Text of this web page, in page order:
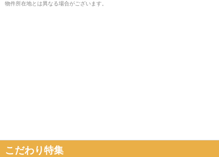
物件所在地とは異なる場合がございます。
こだわり特集